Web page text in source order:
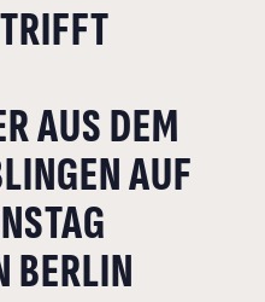
AUS DEM
AUF
BERLIN